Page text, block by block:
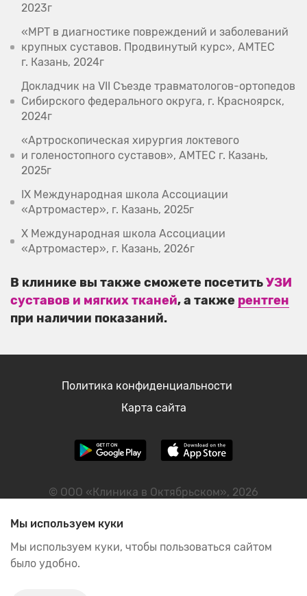
2023г
«МРТ в диагностике повреждений и заболеваний
крупных суставов. Продвинутый курс», AMTEC
г. Казань, 2024г
Докладчик на VII Съезде травматологов-ортопедов
Сибирского федерального округа, г. Красноярск,
2024г
«Артроскопическая хирургия локтевого
и голеностопного суставов», AMTEC г. Казань,
2025г
IX Международная школа Ассоциации
«Артромастер», г. Казань, 2025г
X Международная школа Ассоциации
«Артромастер», г. Казань, 2026г
В клинике вы также сможете посетитьУЗИ
суставов и мягких тканей, а также рентген
при наличии показаний.
© ООО «Клиника в Октябрьском», 2026
Политика конфиденциальности
Карта сайта
Мы используем куки
Мы используем куки, чтобы пользоваться сайтом
было удобно.